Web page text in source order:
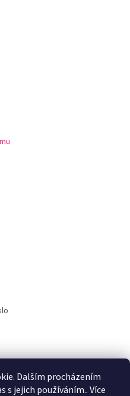
Dalším procházením
s jejich používáním.. Více